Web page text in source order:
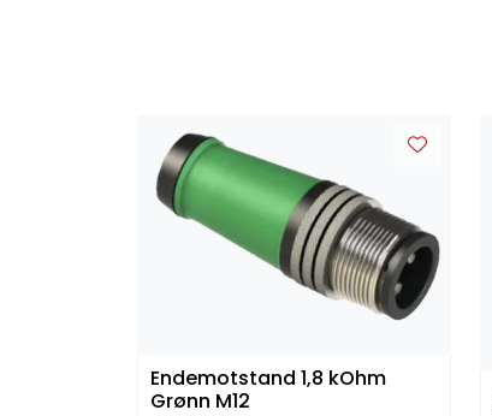
Endemotstand 1,8 kOhm
Grønn M12